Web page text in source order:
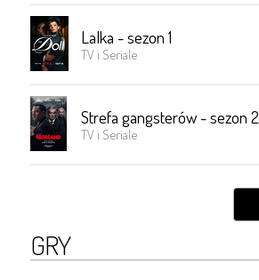
Lalka - sezon 1
TV i Seriale
Strefa gangsterów - sezon 2
TV i Seriale
GRY